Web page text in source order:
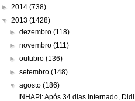
► 2014 (738)
▼ 2013 (1428)
►dezembro(118)
►novembro(111)
►outubro(136)
►setembro(148)
▼agosto(186)
INHAPI: Após 34 dias internado, Didi